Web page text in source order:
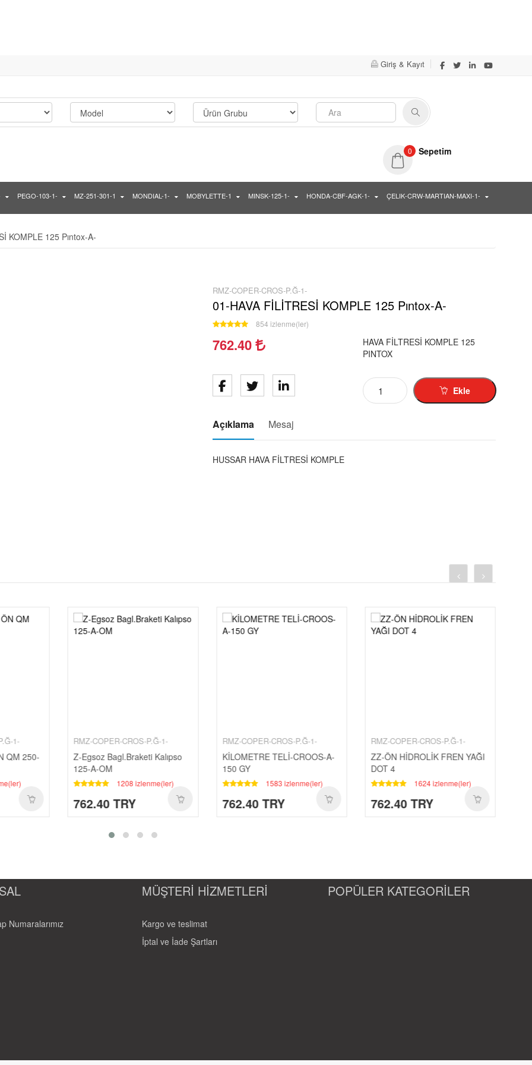
Giriş & Kayıt
0 Sepetim
PEGO-103-1- MZ-251-301-1 MONDIAL-1- MOBYLETTE-1 MINSK-125-1- HONDA-CBF-AGK-1- ÇELIK-CRW-MARTIAN-MAXI-1-
KOMPLE 125 Pıntox-A-
RMZ-COPER-CROS-P.Ğ-1-
01-HAVA FİLİTRESİ KOMPLE 125 Pıntox-A-
854 izlenme(ler)
762.40
HAVA FİLTRESİ KOMPLE 125
PINTOX
Ekle
Açıklama Mesaj
HUSSAR HAVA FİLTRESİ KOMPLE
1-
QM 250-
RMZ-COPER-CROS-P.Ğ-1-
Z-Egsoz Bagl.Braketi Kalıpso
125-A-OM
1208 izlenme(ler)
762.40 TRY
RMZ-COPER-CROS-P.Ğ-1-
KİLOMETRE TELİ-CROOS-A-
150 GY
1583 izlenme(ler)
762.40 TRY
RMZ-COPER-CROS-P.Ğ-1-
ZZ-ÖN HİDROLİK FREN YAĞI
DOT 4
1624 izlenme(ler)
762.40 TRY
Numaralarımız
MÜŞTERİ HİZMETLERİ
Kargo ve teslimat
İptal ve İade Şartları
POPÜLER KATEGORİLER